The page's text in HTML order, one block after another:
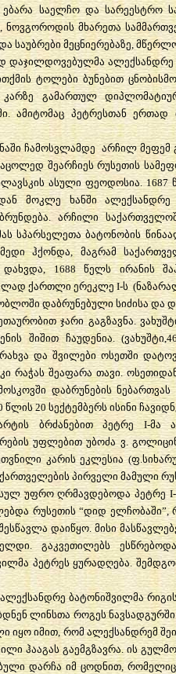
ებარა საელჩო და სარეესტრო
ნოვგოროდის მხარეთა
საუბრები მეცნიერებაზე,
დაჯილდოვებულმა
ტოლები ბუნებით
გამართულ
ამიტომაც პეტრესთან
ჩამოსვლამდე არჩილ მეფემ
შეარჩიეს რუსეთის
ასული ფეოდოსია. 1687
მოკლე ხანში ალექსანდრე
არჩილი
სპარსელეთა ბატონობის
ჰქონდა, მაგრამ
1688 წელს ირანის
ქართლი ერეკლე I-ს
დაბრუნებული სიძისა და
ჯარი გაგზავნა.
შიშით ჩაუდენია.
და შვილები ოსეთში
რაჭას შეაფარა თავი.
დაბრუნების
წლის 20 სექტემბერს ისინი
ბრძანებით პეტრე I-მა
უფლებით უბოძა ვ.
კარის ეკლესია
ქართველების პირველი მამული
უფრო ღრმავდებოდა პეტრე
რუსეთის “დიდ
დაიწყო. მისი
გაკვეთილებს
პეტრეს ყურადღება.
ბატონიშვილმა
ლინსთა როგეს
იყო იმით, რომ ალექსანდრემ
ჰააგას გაემგზავრა. ის
დარჩა იმ ცოდნით,